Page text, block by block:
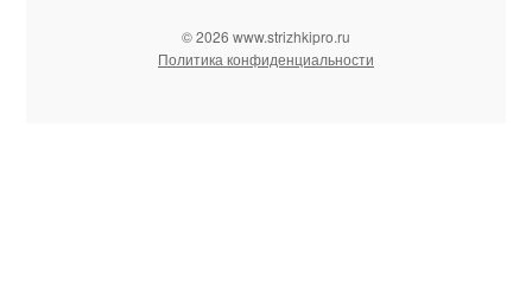
© 2026 www.strizhkipro.ru
Политика конфиденциальности